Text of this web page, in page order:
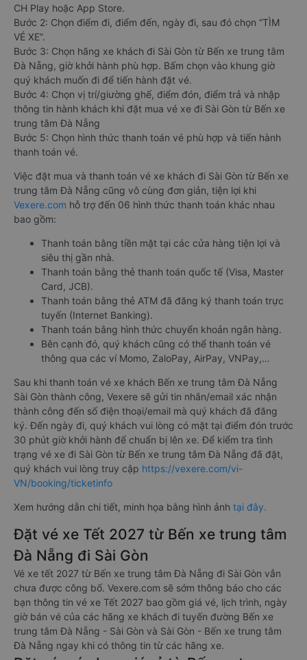
CH Play hoặc App Store.
Bước 2: Chọn điểm đi, điểm đến, ngày đi, sau đó chọn “TÌM
VÉ XE”.
Bước 3: Chọn hãng xe khách đi Sài Gòn từ Bến xe trung tâm
Đà Nẵng, giờ khởi hành phù hợp. Bấm chọn vào khung giờ
quý khách muốn đi để tiến hành đặt vé.
Bước 4: Chọn vị trí/giường ghế, điểm đón, điểm trả và nhập
thông tin hành khách khi đặt mua vé xe đi Sài Gòn từ Bến xe
trung tâm Đà Nẵng
Bước 5: Chọn hình thức thanh toán vé phù hợp và tiến hành
thanh toán vé.
Việc đặt mua và thanh toán vé xe khách đi Sài Gòn từ Bến xe
trung tâm Đà Nẵng cũng vô cùng đơn giản, tiện lợi khi
Vexere.com hỗ trợ đến 06 hình thức thanh toán khác nhau
bao gồm:
Thanh toán bằng tiền mặt tại các cửa hàng tiện lợi và
siêu thị gần nhà.
Thanh toán bằng thẻ thanh toán quốc tế (Visa, Master
Card, JCB).
Thanh toán bằng thẻ ATM đã đăng ký thanh toán trực
tuyến (Internet Banking).
Thanh toán bằng hình thức chuyển khoản ngân hàng.
Bên cạnh đó, quý khách cũng có thể thanh toán vé
thông qua các ví Momo, ZaloPay, AirPay, VNPay,…
Sau khi thanh toán vé xe khách Bến xe trung tâm Đà Nẵng
Sài Gòn thành công, Vexere sẽ gửi tin nhắn/email xác nhận
thành công đến số điện thoại/email mà quý khách đã đăng
ký. Đến ngày đi, quý khách vui lòng có mặt tại điểm đón trước
30 phút giờ khởi hành để chuẩn bị lên xe. Để kiểm tra tình
trạng vé xe đi Sài Gòn từ Bến xe trung tâm Đà Nẵng đã đặt,
quý khách vui lòng truy cập https://vexere.com/vi-
VN/booking/ticketinfo
Xem hướng dẫn chi tiết, minh họa bằng hình ảnh tại đây.
Đặt vé xe Tết 2027 từ Bến xe trung tâm
Đà Nẵng đi Sài Gòn
Vé xe tết 2027 từ Bến xe trung tâm Đà Nẵng đi Sài Gòn vẫn
chưa được công bố. Vexere.com sẽ sớm thông báo cho các
bạn thông tin vé xe Tết 2027 bao gồm giá vé, lịch trình, ngày
giờ bán vé của các hãng xe khách đi tuyến đường Bến xe
trung tâm Đà Nẵng - Sài Gòn và Sài Gòn - Bến xe trung tâm
Đà Nẵng ngay khi có thông tin từ các hãng xe.